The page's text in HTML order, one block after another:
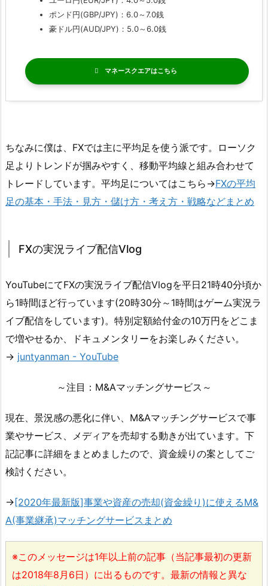
ポンド円(GBP/JPY)：6.0～7.0銭
豪ドル円(AUD/JPY)：5.0～6.0銭
マネースクエア
ちなみに僕は、FXでは主に平均足を使う派です。ローソク
足よりトレンドが掴みやすく、移動平均線と組み合わせて
トレードしています。平均足についてはこちら→FXの平均
足の基本・手法・見方・儲け方・考え方・戦略などまとめ
FXの実況ライブ配信Vlog
YouTubeにてFXの実況ライブ配信Vlogを平日21時40分頃か
ら1時間ほど行っています(20時30分～1時間はゲーム実況ラ
イブ配信をしています)。特別定額給付金の10万円をどこま
で増やせるか、ドキュメンタリーをお楽しみください。
→ juntyanman - YouTube
～注目：M&Aマッチングサービス～
現在、景況感の悪化に伴い、M&Aマッチングサービスで事
業やサービス、メディアを売却する動きが出ています。下
記記事に詳細をまとめましたので、資金繰りの案としてご
検討ください。
→[2020年最新版]事業や資産の売却(資金繰り)に使えるM&
A(事業継承)マッチングサービスまとめ
※このメッセージは1年以上前の記事（当記事最初の更新
は2018年8月6日）に出るものです。最新の情報と異な